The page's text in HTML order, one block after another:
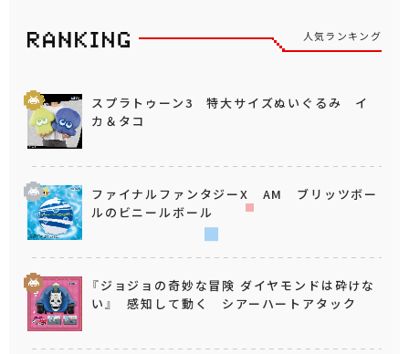
人気ランキング
スプラトゥーン3 特大サイズぬいぐるみ イ
カ＆タコ
ファイナルファンタジーX AM ブリッツボー
ルのビニールボール
『ジョジョの奇妙な冒険 ダイヤモンドは砕けな
い』 感知して動く シアーハートアタック